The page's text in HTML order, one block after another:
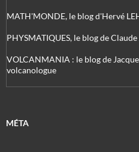
MATH'MONDE, le blog d'Hervé
PHYSMATIQUES, le blog de
VOLCANMANIA : le blog de
volcanologue
MÉTA